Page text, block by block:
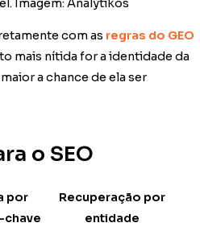
Imagem: Analytikos
com as regras do GEO
mais nítida for a identidade da
a chance de ela ser
o SEO
por
chave
Recuperação por
entidade